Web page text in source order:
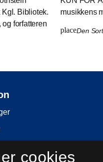
Kgl. Bibliotek.
forfatteren
musikkens
placeDen
cookies